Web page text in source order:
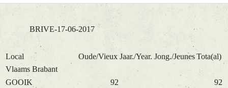
BRIVE-17-06-2017
Local Oude/Vieux Jaar./Year. Jong./JeunesTota(al)
Vlaams Brabant
GOOIK
92
92